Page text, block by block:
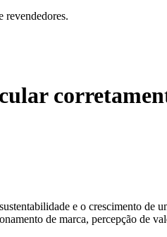
revendedores.
e o crescimento
de marca, percepção de